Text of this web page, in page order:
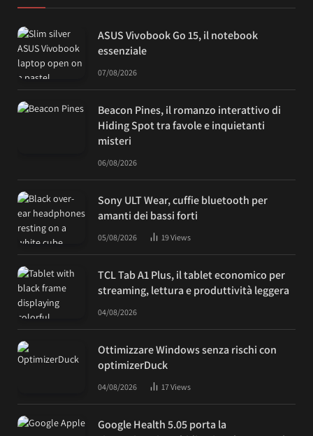
ASUS Vivobook Go 15, il notebook
essenziale
07/08/2026
Beacon Pines, il romanzo interattivo di
Hiding Spot tra favole e inquietanti
misteri
06/08/2026
Sony ULT Wear, cuffie bluetooth per
amanti dei bassi forti
05/08/2026 19Views
TCL Tab A1 Plus, il tablet economico per
streaming, lettura e produttività leggera
04/08/2026
Ottimizzare Windows senza rischi con
optimizerDuck
04/08/2026 17Views
Google Health 5.05 porta la